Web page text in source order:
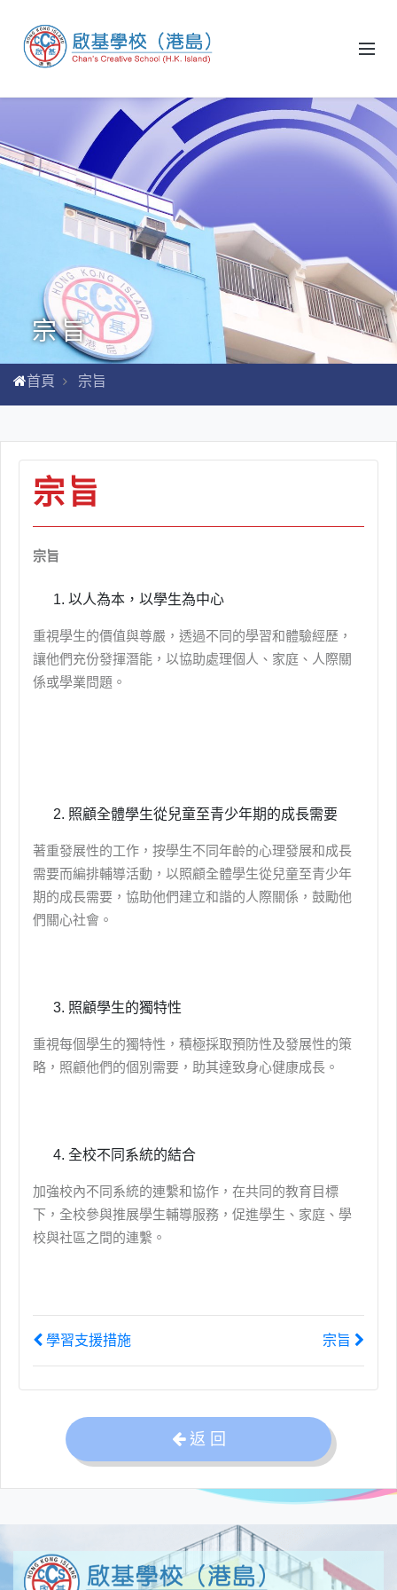
宗旨
首頁 宗旨
宗旨
宗旨
以人為本，以學生為中心
重視學生的價值與尊嚴，透過不同的學習和體驗經歷，
讓他們充份發揮潛能，以協助處理個人、家庭、人際關
係或學業問題。
照顧全體學生從兒童至青少年期的成長需要
著重發展性的工作，按學生不同年齡的心理發展和成長
需要而編排輔導活動，以照顧全體學生從兒童至青少年
期的成長需要，協助他們建立和諧的人際關係，鼓勵他
們關心社會。
照顧學生的獨特性
重視每個學生的獨特性，積極採取預防性及發展性的策
略，照顧他們的個別需要，助其達致身心健康成長。
全校不同系統的結合
加強校內不同系統的連繫和協作，在共同的教育目標
下，全校參與推展學生輔導服務，促進學生、家庭、學
校與社區之間的連繫。
學習支援措施 宗旨
返 回